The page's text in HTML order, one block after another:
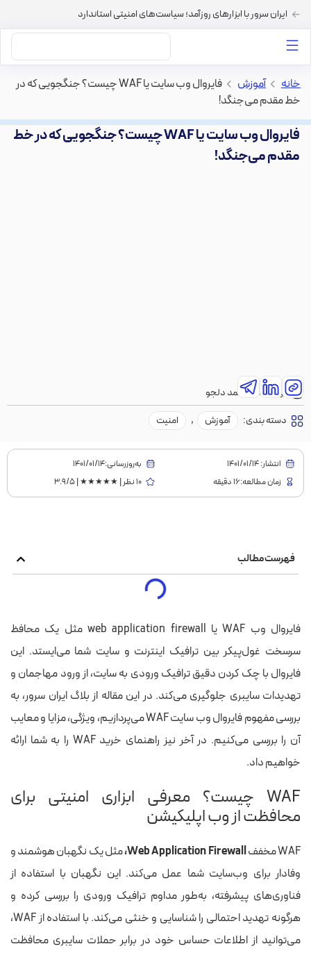
ایران سرور با ابزارهای روزآمد؛ سیاست‌های امنیتی استاندارد
خانه > آموزش >
فایروال وب سایت یا WAF چیست؟ جنگجویی که در
خط مقدم می‌جنگد!
فایروال وب سایت یا WAF چیست؟ جنگجویی که در خط
مقدم می‌جنگد!
نویسنده:محمد دلجو
دسته بندی:
آموزش , امنیت
انتشار:1401/01/14
به‌روز‌رسانی:۱۴۰۱/۰۱/۱۴
زمان مطالعه:16 دقیقه
10 نظر | ★★★★★ | 3.9/5
فهرست مطالب
فایروال وب WAF یا web application firewall مثل یک محافظ
سرسخت غول‌پیکر بین ترافیک اینترنت و سایت شما می‌ایستد. این
فایروال با چک کردن دقیق ترافیک ورودی به سایت، از ورود مهاجمان و
تهدیدات سایبری جلوگیری می‌کند. در این مقاله ازبلاگ ایران سرور، به
بررسی مفهوم فایروال وب سایت WAF می‌پردازیم، ویژگی، مزایا و معایب
آن را بررسی می‌کنیم. در آخر نیز راهنمای خرید WAF را به شما ارائه
خواهیم داد.
WAF چیست؟ معرفی ابزاری امنیتی برای
محافظت از وب اپلیکیشن
WAF مخفف Web Application Firewall، مثل یک نگهبان هوشمند و
وفادار برای وب‌سایت شما عمل می‌کند. این نگهبان با استفاده از
فناوری‌های پیشرفته، به‌طور مداوم ترافیک ورودی را بررسی کرده و
هرگونه تهدید احتمالی را شناسایی و خنثی می‌کند. با استفاده از WAF،
می‌توانید از اطلاعات حساس خود در برابر حملات سایبری محافظت